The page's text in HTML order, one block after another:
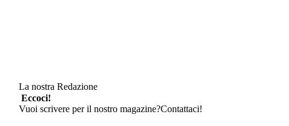
La nostra Redazione
Eccoci!
Vuoi scrivere per il nostro magazine?Contattaci!